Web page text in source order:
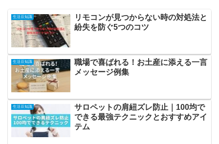
生活豆知識
リモコンが見つからない時の対処法と
紛失を防ぐ5つのコツ
生活豆知識
職場で喜ばれる！お土産に添える一言
メッセージ例集
生活豆知識
サロペットの肩紐ズレ防止｜100均で
できる最強テクニックとおすすめアイ
テム